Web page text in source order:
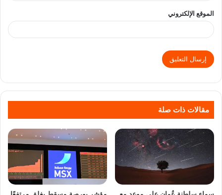
الموقع الإلكتروني
مقالات ذات صلة